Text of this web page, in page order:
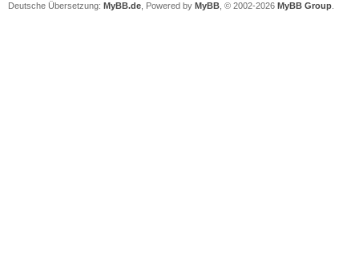
Deutsche Übersetzung: MyBB.de , Powered by MyBB , © 2002-2026 MyBB Group